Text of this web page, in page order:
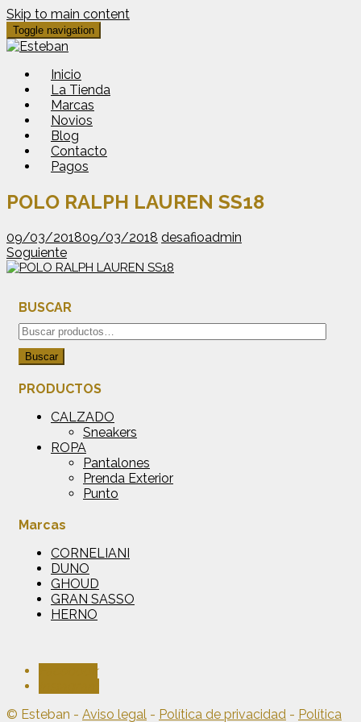
Skip to main content
Toggle navigation
Inicio
La Tienda
Marcas
Novios
Blog
Contacto
Pagos
POLO RALPH LAUREN SS18
09/03/201809/03/2018 desafioadmin
Soguiente
BUSCAR
Buscar
por:
Buscar
PRODUCTOS
CALZADO
Sneakers
ROPA
Pantalones
Prenda Exterior
Punto
Marcas
CORNELIANI
DUNO
GHOUD
GRAN SASSO
HERNO
© Esteban - Aviso legal - Política de privacidad - Política